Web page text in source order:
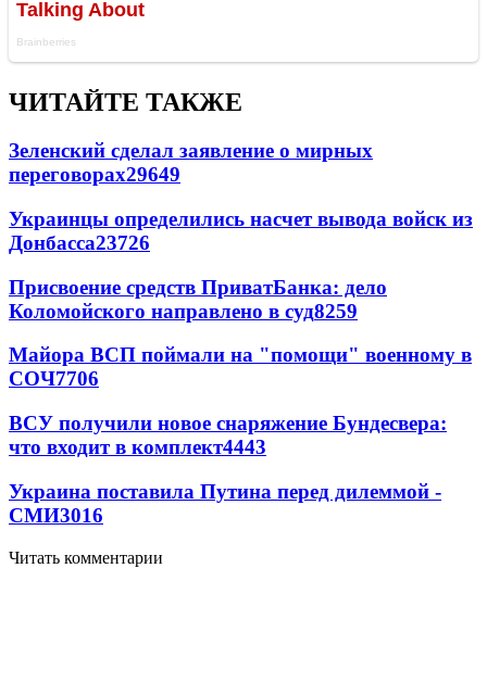
ЧИТАЙТЕ ТАКЖЕ
Зеленский сделал заявление о мирных
переговорах29649
Украинцы определились насчет вывода войск из
Донбасса23726
Присвоение средств ПриватБанка: дело
Коломойского направлено в суд8259
Майора ВСП поймали на "помощи" военному в
СОЧ7706
ВСУ получили новое снаряжение Бундесвера:
что входит в комплект4443
Украина поставила Путина перед дилеммой -
СМИ3016
Читать комментарии